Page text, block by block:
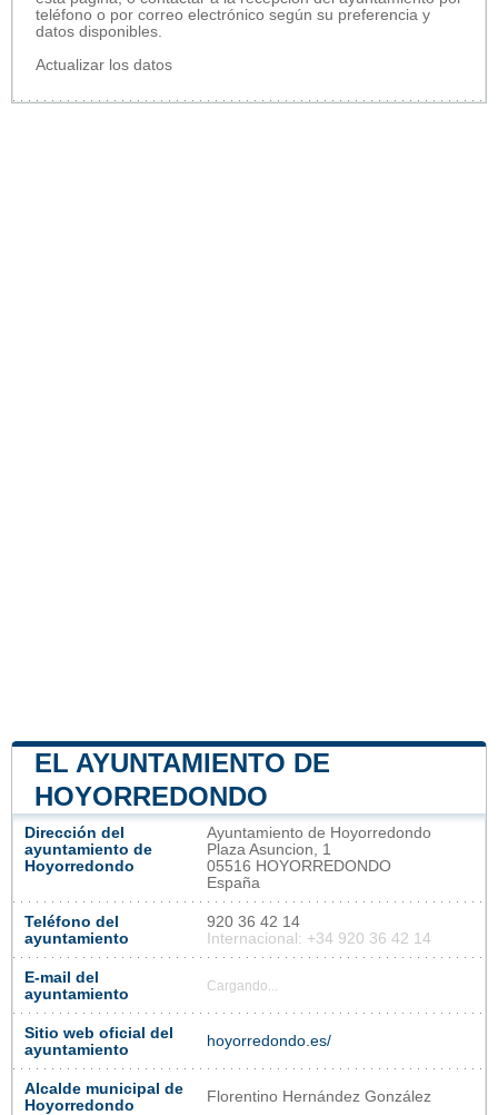
teléfono o por correo electrónico según su preferencia y
datos disponibles.
Actualizar los datos
EL AYUNTAMIENTO DE
HOYORREDONDO
Dirección del
ayuntamiento de
Hoyorredondo
Ayuntamiento de Hoyorredondo
Plaza Asuncion, 1
05516 HOYORREDONDO
España
Teléfono del
ayuntamiento
920 36 42 14
Internacional: +34 920 36 42 14
E-mail del
ayuntamiento
Cargando...
Sitio web oficial del
ayuntamiento
hoyorredondo.es/
Alcalde municipal de
Hoyorredondo
Florentino Hernández González